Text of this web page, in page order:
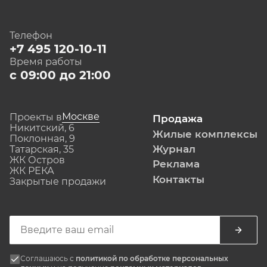
Телефон
+7 495 120-10-11
Время работы
с 09:00 до 21:00
Проекты вМоскве
Никитский, 6
Поклонная, 9
Татарская, 35
ЖК Остров
ЖК РЕКА
Закрытые продажи
Продажа
Жилые комплексы
Журнал
Реклама
Контакты
Соглашаюсь с политикой по обработке персональных